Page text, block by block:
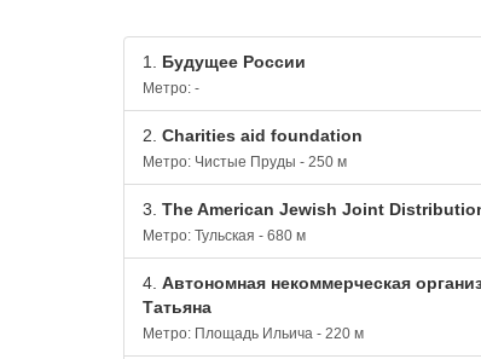
1. Будущее России
Метро: -
2. Charities aid foundation
Метро: Чистые Пруды - 250 м
3. The American Jewish Joint
Метро: Тульская - 680 м
4. Автономная некоммерческая
Татьяна
Метро: Площадь Ильича - 220 м